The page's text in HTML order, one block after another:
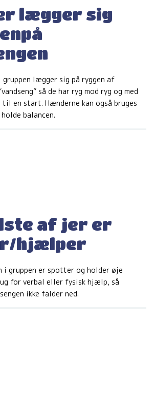
lægger sig
gruppen lægger sig på ryggen af
så de har ryg mod ryg og med
en start. Hænderne kan også bruges
balancen.
af jer er
hjælper
i gruppen er spotter og holder øje
for verbal eller fysisk hjælp, så
ikke falder ned.